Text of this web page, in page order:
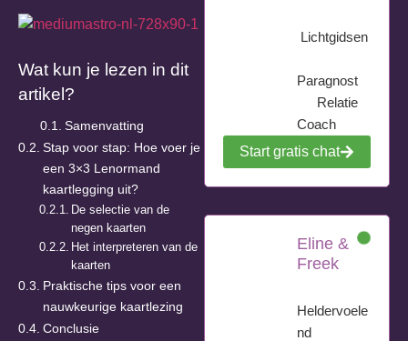
Wat kun je lezen in dit
artikel?
Samenvatting
Stap voor stap: Hoe voer je
een 3×3 Lenormand
kaartlegging uit?
De selectie van de
negen kaarten
Het interpreteren van de
kaarten
Praktische tips voor een
nauwkeurige kaartlezing
Conclusie
Lichtgidsen
Paragnost
Relatie
Coach
Start gratis chat
Eline &
Freek
Heldervoele
nd